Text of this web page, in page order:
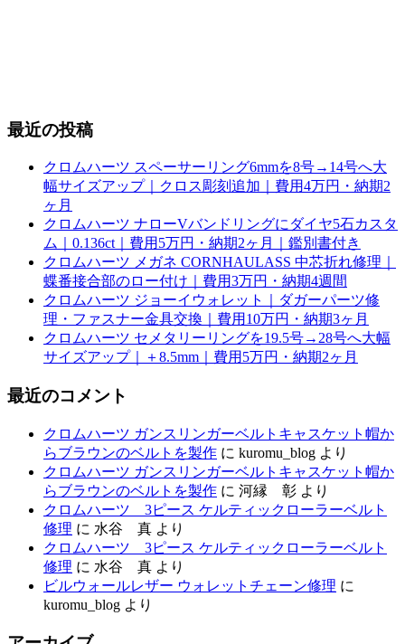
最近の投稿
クロムハーツ スペーサーリング6mmを8号→14号へ大
幅サイズアップ｜クロス彫刻追加｜費用4万円・納期2
ヶ月
クロムハーツ ナローVバンドリングにダイヤ5石カスタ
ム｜0.136ct｜費用5万円・納期2ヶ月｜鑑別書付き
クロムハーツ メガネ CORNHAULASS 中芯折れ修理｜
蝶番接合部のロー付け｜費用3万円・納期4週間
クロムハーツ ジョーイウォレット｜ダガーパーツ修
理・ファスナー金具交換｜費用10万円・納期3ヶ月
クロムハーツ セメタリーリングを19.5号→28号へ大幅
サイズアップ｜＋8.5mm｜費用5万円・納期2ヶ月
最近のコメント
クロムハーツ ガンスリンガーベルトキャスケット帽か
らブラウンのベルトを製作 に kuromu_blog より
クロムハーツ ガンスリンガーベルトキャスケット帽か
らブラウンのベルトを製作 に 河縁 彰 より
クロムハーツ 3ピース ケルティックローラーベルト
修理 に 水谷 真 より
クロムハーツ 3ピース ケルティックローラーベルト
修理 に 水谷 真 より
ビルウォールレザー ウォレットチェーン修理 に
kuromu_blog より